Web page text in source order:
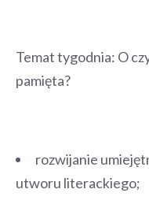
Temat tygodnia: O
pamięta?
rozwijanie
utworu literackiego;